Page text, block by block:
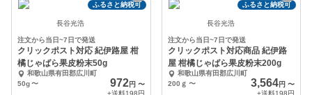
ふるさと納税可
長谷光浩
注文から当日~7日で発送
クリックポスト対応 紀伊路屋 柑
橘じゃばら果皮粉末50g
和歌山県有田郡広川町
50g〜 972円 〜
+送料198円
ふるさと納税可
長谷光浩
注文から当日~7日で発送
クリックポスト対応商品 紀伊路
屋 柑橘じゃばら果皮粉末200g
和歌山県有田郡広川町
200ｇ 〜 3,564円 〜
+送料198円